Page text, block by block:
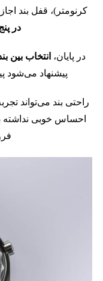
کرنومتر)، قفل بند
در
در پایان، انتخاب بین
پیشنهاد می‌شود
راحتی بند می‌تواند
احساس خوبی